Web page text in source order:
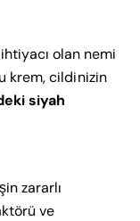
olan nemi
krem, cildinizin
siyah
zararlı
ve